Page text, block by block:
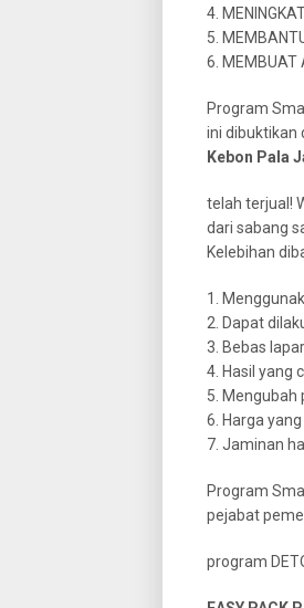
4.
5.
6. MEMBUAT
Program
ini dibuktikan
Kebon Pala
telah terjual!
dari sabang
Kelebihan
1.
2. Dapat
3. Bebas
4. Hasil yang
5. Mengubah
6. Harga
7. Jaminan
Program
pejabat
program